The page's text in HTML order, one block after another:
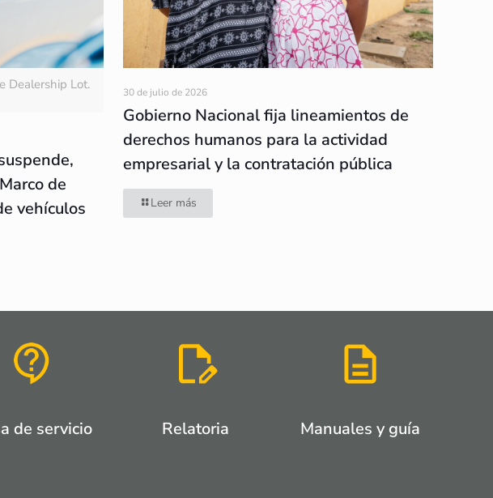
Dealership Lot.
de
vehículos
30 de julio de 2026
Gobierno Nacional fija lineamientos de
derechos humanos para la actividad
empresarial y la contratación pública
Leer más
de servicio Relatoria Manuales y guía